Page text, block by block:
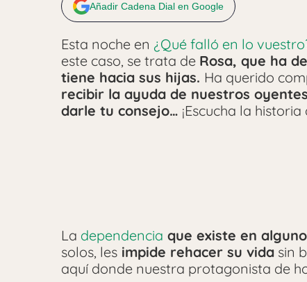
Añadir Cadena Dial en Google
Esta noche en ¿Qué falló en lo
este caso, se trata de Rosa, que ha
tiene hacia sus hijas. Ha querido
recibir la ayuda de nuestros
darle tu consejo… ¡Escucha la
La dependencia que existe en
solos, les impide rehacer su vida sin
aquí donde nuestra protagonista de